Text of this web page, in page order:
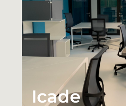
Icade